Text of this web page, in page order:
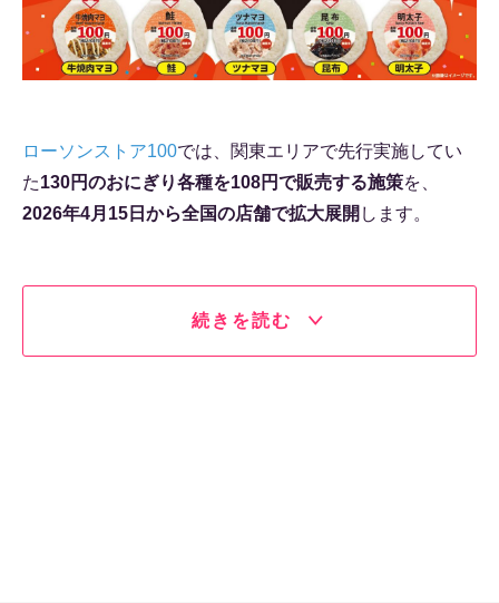
ローソンストア100では、関東エリアで先行実施してい
た130円のおにぎり各種を108円で販売する施策を、
2026年4月15日から全国の店舗で拡大展開 します。
続きを読む